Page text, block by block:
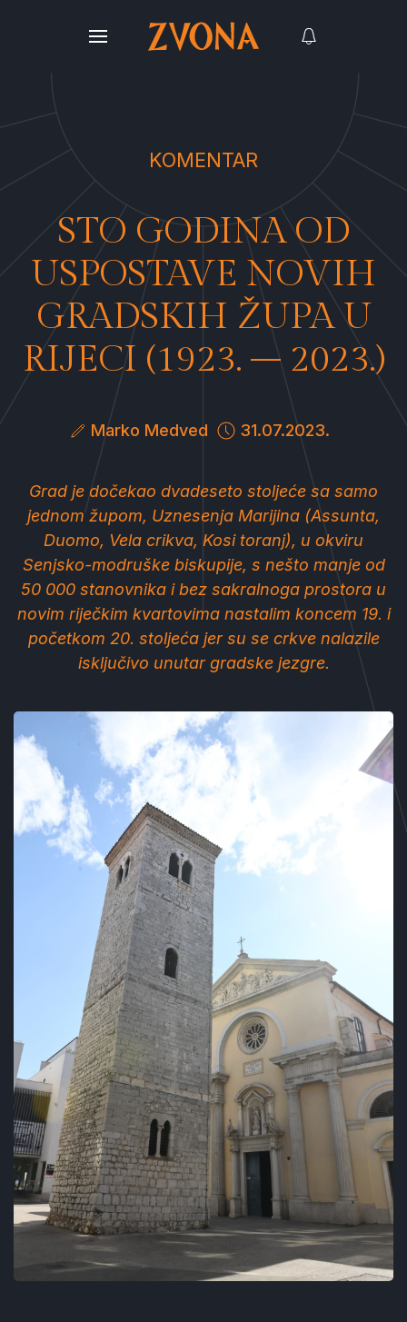
KOMENTAR
STO GODINA OD
USPOSTAVE NOVIH
GRADSKIH ŽUPA U
RIJECI (1923. – 2023.)
Marko Medved 31.07.2023.
Grad je dočekao dvadeseto stoljeće sa samo
jednom župom, Uznesenja Marijina (Assunta,
Duomo, Vela crikva, Kosi toranj), u okviru
Senjsko-modruške biskupije, s nešto manje od
50 000 stanovnika i bez sakralnoga prostora u
novim riječkim kvartovima nastalim koncem 19. i
početkom 20. stoljeća jer su se crkve nalazile
isključivo unutar gradske jezgre.